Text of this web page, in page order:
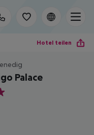
Hotel teilen
Palace